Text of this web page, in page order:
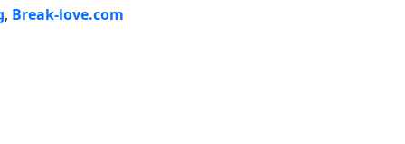
, Break-love.com